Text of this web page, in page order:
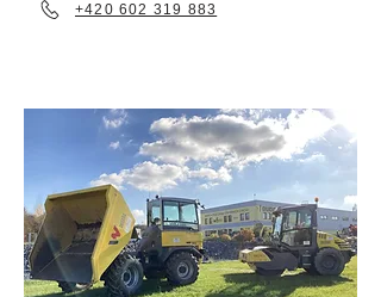
+420 602 319 883